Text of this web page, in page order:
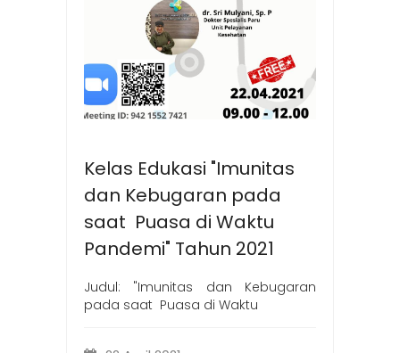
Kelas Edukasi "Imunitas
dan Kebugaran pada
saat Puasa di Waktu
Pandemi" Tahun 2021
Judul: "Imunitas dan Kebugaran
pada saat Puasa di Waktu